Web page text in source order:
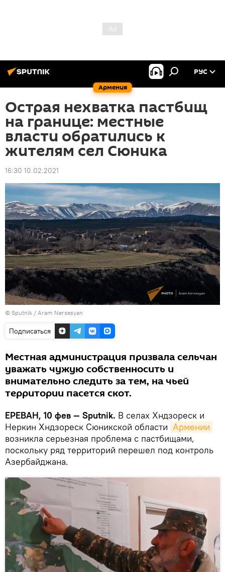
Армения
РУС
Острая нехватка пастбищ
на границе: местные
власти обратились к
жителям сел Сюника
16:30 10.02.2021
© Sputnik / Aram Nersesyan
Подписаться
Местная администрация призвала сельчан
уважать чужую собственносить и
внимательно следить за тем, на чьей
территории пасется скот.
ЕРЕВАН, 10 фев — Sputnik. В селах Хндзореск и
Неркин Хндзореск Сюникской области Армении
возникла серьезная проблема с пастбищами,
поскольку ряд территорий перешел под контроль
Азербайджана.